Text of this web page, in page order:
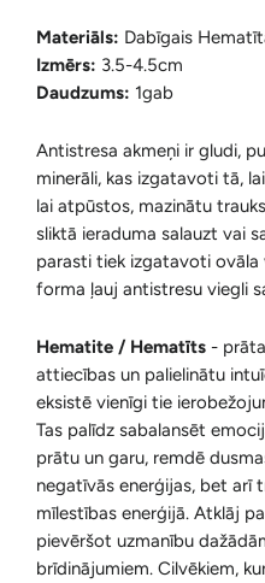
Materiāls: Dabīgais
Izmērs: 3.5-4.5cm
Daudzums: 1gab
Antistresa akmeņi ir gludi,
minerāli, kas izgatavoti tā,
lai atpūstos, mazinātu
sliktā ieraduma salauzt vai
parasti tiek izgatavoti ovāla
forma ļauj antistresu viegli
Hematite / Hematīts -
attiecības un palielinātu
eksistē vienīgi tie
Tas palīdz sabalansēt
prātu un garu, remdē
negatīvās enerģijas, bet arī
mīlestības enerģijā. Atklāj
pievēršot uzmanību
brīdinājumiem. Cilvēkiem,